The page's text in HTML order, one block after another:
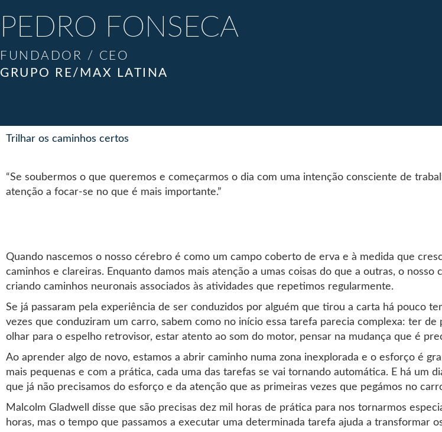
PEDRO FONSECA
FUNDADOR / CEO
GRUPO RE/MAX LATINA
Trilhar os caminhos certos
“Se soubermos o que queremos e começarmos o dia com uma intenção consciente de
atenção a focar-se no que é mais importante.”
Quando nascemos o nosso cérebro é como um campo coberto de erva e à medida que
caminhos e clareiras. Enquanto damos mais atenção a umas coisas do que a outras, o
criando caminhos neuronais associados às atividades que repetimos regularmente.
Se já passaram pela experiência de ser conduzidos por alguém que tirou a carta há pouco
vezes que conduziram um carro, sabem como no início essa tarefa parecia complexa: ter
olhar para o espelho retrovisor, estar atento ao som do motor, pensar na mudança que é
Ao aprender algo de novo, estamos a abrir caminho numa zona inexplorada e o esforço é
mais pequenas e com a prática, cada uma das tarefas se vai tornando automática. E há um
que já não precisamos do esforço e da atenção que as primeiras vezes que pegámos no
Malcolm Gladwell disse que são precisas dez mil horas de prática para nos tornarmos
horas, mas o tempo que passamos a executar uma determinada tarefa ajuda a transformar